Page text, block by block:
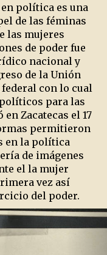
política es una
de las féminas
las mujeres
de poder fue
nacional y
de la Unión
con lo cual
para las
Zacatecas el 17
permitieron
en la política
de imágenes
el la mujer
vez así
del poder.